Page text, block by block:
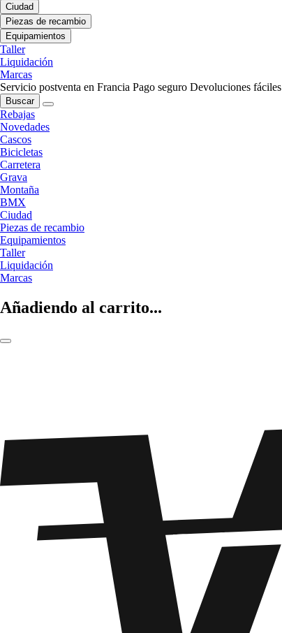
Ciudad
Piezas de recambio
Equipamientos
Taller
Liquidación
Marcas
Servicio postventa en Francia Pago seguro Devoluciones fáciles
Buscar
Rebajas
Novedades
Cascos
Bicicletas
Carretera
Grava
Montaña
BMX
Ciudad
Piezas de recambio
Equipamientos
Taller
Liquidación
Marcas
Añadiendo al carrito...